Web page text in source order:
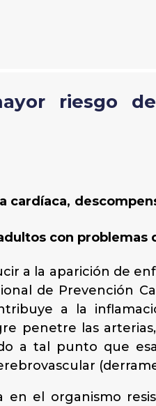
riesgo
con problemas
a la aparición de
de Prevención
a la
penetre las
a tal punto que
en el organismo